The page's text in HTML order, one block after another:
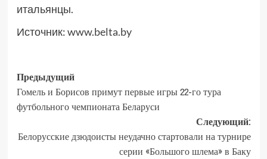
итальянцы.
Источник:www.belta.by
Предыдущий
Гомель и Борисов примут первые игры 22-го тура
футбольного чемпионата Беларуси
Следующий:
Белорусские дзюдоисты неудачно стартовали на турнире
серии «Большого шлема» в Баку